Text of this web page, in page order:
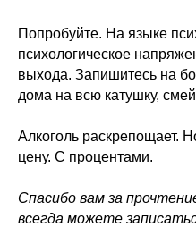
Попробуйте. На языке
психологическое
выхода. Запишитесь на
дома на всю катушку,
Алкоголь раскрепощает.
цену. С процентами.
Спасибо вам за
всегда можете